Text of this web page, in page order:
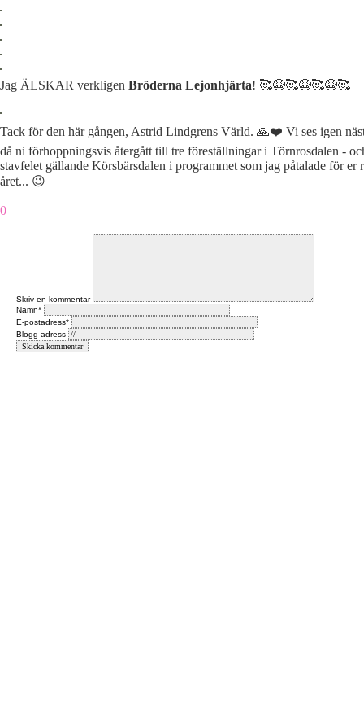
Jag ÄLSKAR verkligen Bröderna Lejonhjärta! 🥰😭🥰😭🥰😭🥰
Tack för den här gången, Astrid Lindgrens Värld. 🙏❤️ Vi ses igen
då ni förhoppningsvis återgått till tre föreställningar i Törnrosdalen -
stavfelet gällande Körsbärsdalen i programmet som jag påtalade för er
året... 😉
0
Skriv en kommentar
Namn*
E-postadress*
Blogg-adress